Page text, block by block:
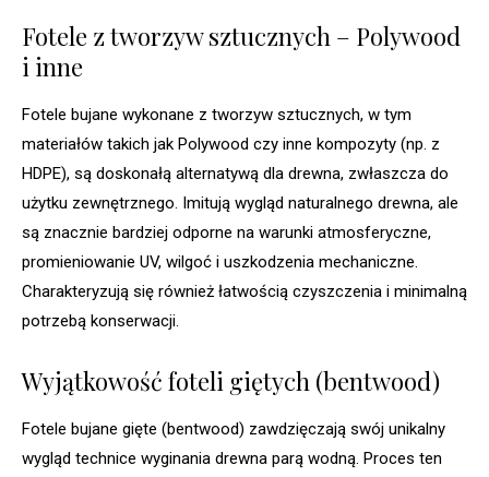
Fotele z tworzyw sztucznych – Polywood
i inne
Fotele bujane wykonane z tworzyw sztucznych, w tym
materiałów takich jak Polywood czy inne kompozyty (np. z
HDPE), są doskonałą alternatywą dla drewna, zwłaszcza do
użytku zewnętrznego. Imitują wygląd naturalnego drewna, ale
są znacznie bardziej odporne na warunki atmosferyczne,
promieniowanie UV, wilgoć i uszkodzenia mechaniczne.
Charakteryzują się również łatwością czyszczenia i minimalną
potrzebą konserwacji.
Wyjątkowość foteli giętych (bentwood)
Fotele bujane gięte (bentwood) zawdzięczają swój unikalny
wygląd technice wyginania drewna parą wodną. Proces ten